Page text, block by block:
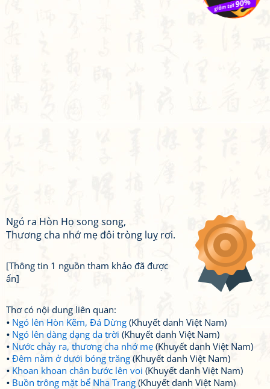
Ngó ra Hòn Họ song song,
Thương cha nhớ mẹ đôi tròng luỵ rơi.
[Thông tin 1 nguồn tham khảo đã được
ẩn]
Thơ có nội dung liên quan:
Ngó lên Hòn Kẽm, Đá Dừng (Khuyết danh Việt Nam)
Ngó lên dàng dạng da trời (Khuyết danh Việt Nam)
Nước chảy ra, thương cha nhớ mẹ (Khuyết danh Việt Nam)
Đêm nằm ở dưới bóng trăng (Khuyết danh Việt Nam)
Khoan khoan chân bước lên voi (Khuyết danh Việt Nam)
Buồn trông mặt bể Nha Trang (Khuyết danh Việt Nam)